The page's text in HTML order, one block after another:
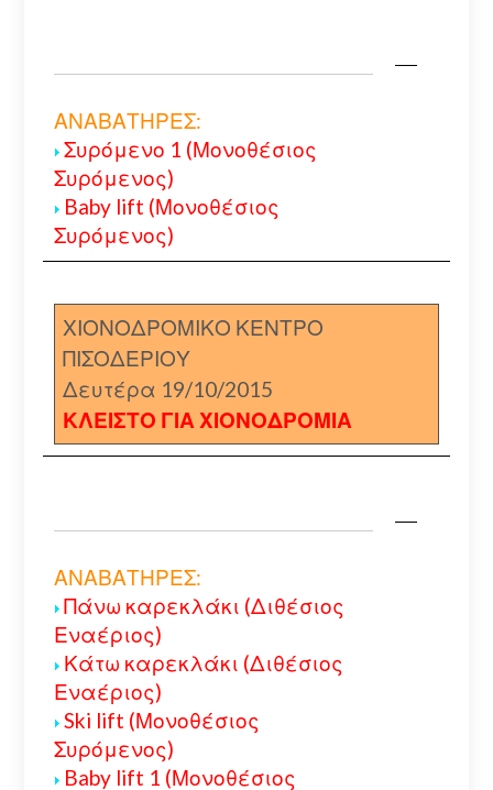
ΑΝΑΒΑΤΗΡΕΣ:
Συρόμενο 1 (Μονοθέσιος
Συρόμενος)
Baby lift (Μονοθέσιος
Συρόμενος)
ΧΙΟΝΟΔΡΟΜΙΚΟ ΚΕΝΤΡΟ
ΠΙΣΟΔΕΡΙΟΥ
Δευτέρα 19/10/2015
ΚΛΕΙΣΤΟ ΓΙΑ ΧΙΟΝΟΔΡΟΜΙΑ
ΑΝΑΒΑΤΗΡΕΣ:
Πάνω καρεκλάκι (Διθέσιος
Εναέριος)
Κάτω καρεκλάκι (Διθέσιος
Εναέριος)
Ski lift (Μονοθέσιος
Συρόμενος)
Baby lift 1 (Μονοθέσιος